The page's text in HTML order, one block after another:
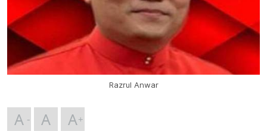
Razrul Anwar
A A A